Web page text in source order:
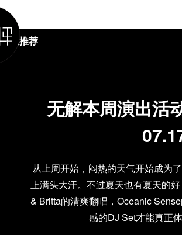
无解本周演出活
从上周开始，闷热的天气开始成为
上满头大汗。不过夏天也有夏天的
& Britta的清爽翻唱，Oceanic
感的DJ Set才能真正
活动推荐